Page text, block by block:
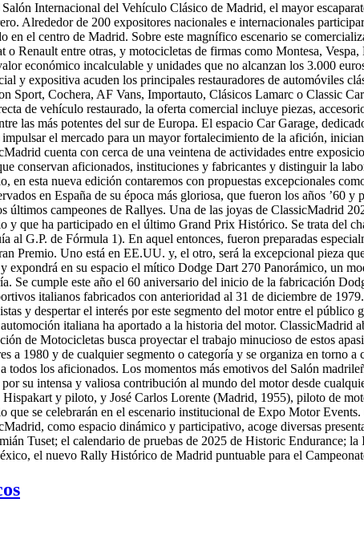
Internacional del Vehículo Clásico de Madrid, el mayor
Alrededor de 200 expositores nacionales e internacionales
el centro de Madrid. Sobre este magnífico escenario se
Renault entre otras, y motocicletas de firmas como Montesa,
económico incalculable y unidades que no alcanzan los 3.000
y expositiva acuden los principales restauradores de automóviles
Sport, Cochera, AF Vans, Importauto, Clásicos Lamarc o Classic
de vehículo restaurado, la oferta comercial incluye piezas,
las más potentes del sur de Europa. El espacio Car Garage,
el mercado para un mayor fortalecimiento de la afición,
cuenta con cerca de una veintena de actividades entre
conservan aficionados, instituciones y fabricantes y distinguir la
esta nueva edición contaremos con propuestas excepcionales
en España de su época más gloriosa, que fueron los años ’60 y
campeones de Rallyes. Una de las joyas de ClassicMadrid
que ha participado en el último Grand Prix Histórico. Se trata del
G.P. de Fórmula 1). En aquel entonces, fueron preparadas
Premio. Uno está en EE.UU. y, el otro, será la excepcional pieza
en su espacio el mítico Dodge Dart 270 Panorámico, un
Se cumple este año el 60 aniversario del inicio de la fabricación
italianos fabricados con anterioridad al 31 de diciembre de
y despertar el interés por este segmento del motor entre el público
italiana ha aportado a la historia del motor. ClassicMadrid
de Motocicletas busca proyectar el trabajo minucioso de estos
1980 y de cualquier segmento o categoría y se organiza en torno a
los aficionados. Los momentos más emotivos del Salón
su intensa y valiosa contribución al mundo del motor desde
y piloto, y José Carlos Lorente (Madrid, 1955), piloto de
se celebrarán en el escenario institucional de Expo Motor
como espacio dinámico y participativo, acoge diversas
Tuset; el calendario de pruebas de 2025 de Historic Endurance;
el nuevo Rally Histórico de Madrid puntuable para el